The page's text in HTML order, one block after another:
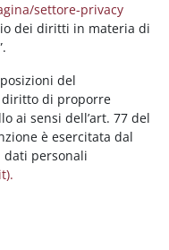
settore-privacy
dei diritti in materia di
del
diritto di proporre
ai sensi dell’art. 77 del
è esercitata dal
dati personali